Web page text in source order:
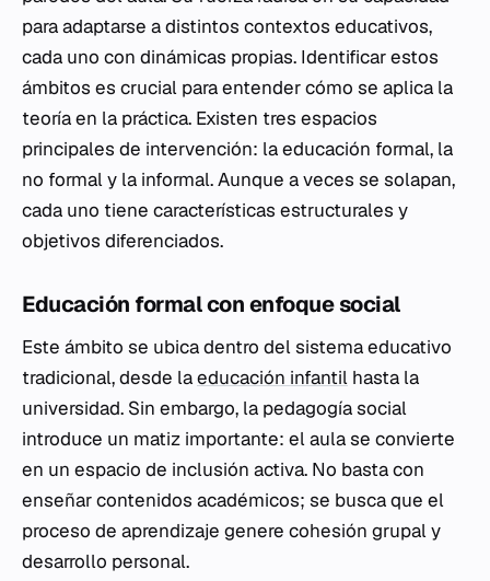
para adaptarse a distintos contextos educativos,
cada uno con dinámicas propias. Identificar estos
ámbitos es crucial para entender cómo se aplica la
teoría en la práctica. Existen tres espacios
principales de intervención: la educación formal, la
no formal y la informal. Aunque a veces se solapan,
cada uno tiene características estructurales y
objetivos diferenciados.
Educación formal con enfoque social
Este ámbito se ubica dentro del sistema educativo
tradicional, desde laeducación infantil hasta la
universidad. Sin embargo, la pedagogía social
introduce un matiz importante: el aula se convierte
en un espacio de inclusión activa. No basta con
enseñar contenidos académicos; se busca que el
proceso de aprendizaje genere cohesión grupal y
desarrollo personal.